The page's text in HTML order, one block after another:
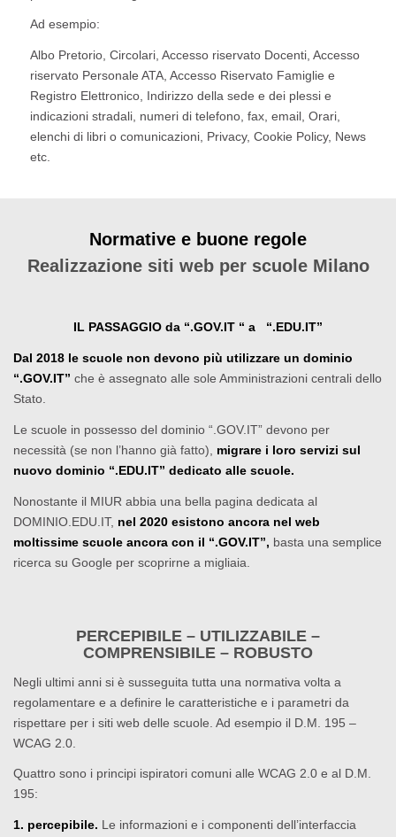
Ad esempio:
Albo Pretorio, Circolari, Accesso riservato Docenti, Accesso
riservato Personale ATA, Accesso Riservato Famiglie e
Registro Elettronico, Indirizzo della sede e dei plessi e
indicazioni stradali, numeri di telefono, fax, email, Orari,
elenchi di libri o comunicazioni, Privacy, Cookie Policy, News
etc.
Normative e buone regole
Realizzazione siti web per scuole Milano
IL PASSAGGIO da “.GOV.IT “ a “.EDU.IT”
Dal 2018 le scuole non devono più utilizzare un dominio
“.GOV.IT” che è assegnato alle sole Amministrazioni centrali dello
Stato.
Le scuole in possesso del dominio “.GOV.IT” devono per
necessità (se non l’hanno già fatto), migrare i loro servizi sul
nuovo dominio “.EDU.IT” dedicato alle scuole.
Nonostante il MIUR abbia una bella pagina dedicata al
DOMINIO.EDU.IT, nel 2020 esistono ancora nel web
moltissime scuole ancora con il “.GOV.IT”, basta una semplice
ricerca su Google per scoprirne a migliaia.
PERCEPIBILE – UTILIZZABILE –
COMPRENSIBILE – ROBUSTO
Negli ultimi anni si è susseguita tutta una normativa volta a
regolamentare e a definire le caratteristiche e i parametri da
rispettare per i siti web delle scuole. Ad esempio il D.M. 195 –
WCAG 2.0.
Quattro sono i principi ispiratori comuni alle WCAG 2.0 e al D.M.
195:
1. percepibile. Le informazioni e i componenti dell’interfaccia